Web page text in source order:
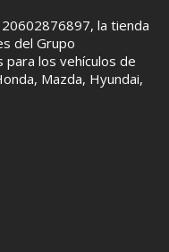
20602876897, la tienda
del Grupo
los vehículos de
Mazda, Hyundai,